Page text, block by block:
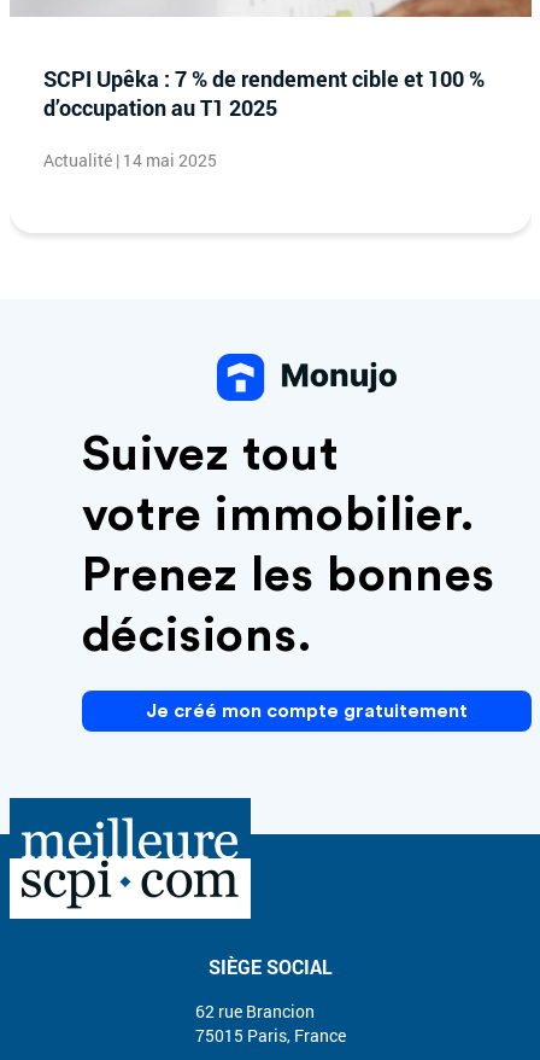
SCPI Upêka : 7 % de rendement cible et 100 %
d’occupation au T1 2025
Actualité | 14 mai 2025
Suivez tout
votre immobilier.
Prenez les bonnes
décisions.
Je créé mon compte gratuitement
SIÈGE SOCIAL
62 rue Brancion
75015 Paris, France